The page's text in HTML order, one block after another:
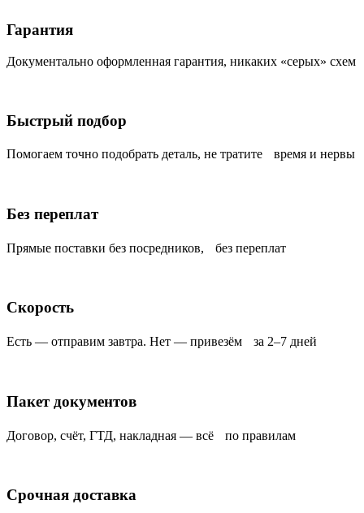
Гарантия
Документально оформленная гарантия, никаких «серых» схем
Быстрый подбор
Помогаем точно подобрать деталь, не тратите время и нервы
Без переплат
Прямые поставки без посредников, без переплат
Скорость
Есть — отправим завтра. Нет — привезём за 2–7 дней
Пакет документов
Договор, счёт, ГТД, накладная — всё по правилам
Срочная доставка